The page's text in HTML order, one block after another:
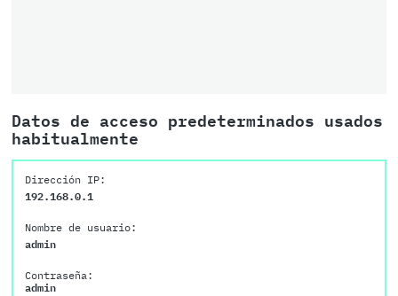
Datos de acceso predeterminados usados
habitualmente
Dirección IP:
192.168.0.1
Nombre de usuario:
admin
Contraseña:
admin